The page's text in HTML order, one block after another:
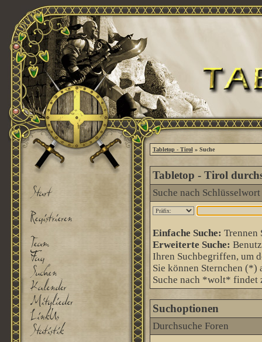
Tabletop - Tirol » Suche
Tabletop - Tirol
Suche nach Schlüsselwort
Einfache Suche: Trennen
Erweiterte Suche:
Ihren Suchbegriffen, um
Sie können Sternchen
Suche nach *wolt* findet
Suchoptionen
Durchsuche Foren